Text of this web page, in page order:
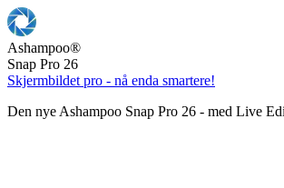
Ashampoo®
Snap Pro 26
Skjermbildet pro - nå enda smartere!
Den nye Ashampoo Snap Pro 26 - med Live